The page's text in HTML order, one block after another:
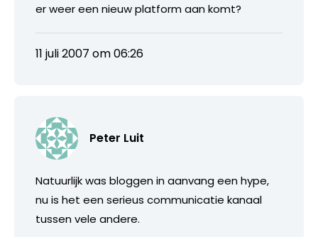
er weer een nieuw platform aan komt?
11 juli 2007 om 06:26
Peter Luit
Natuurlijk was bloggen in aanvang een hype,
nu is het een serieus communicatie kanaal
tussen vele andere.